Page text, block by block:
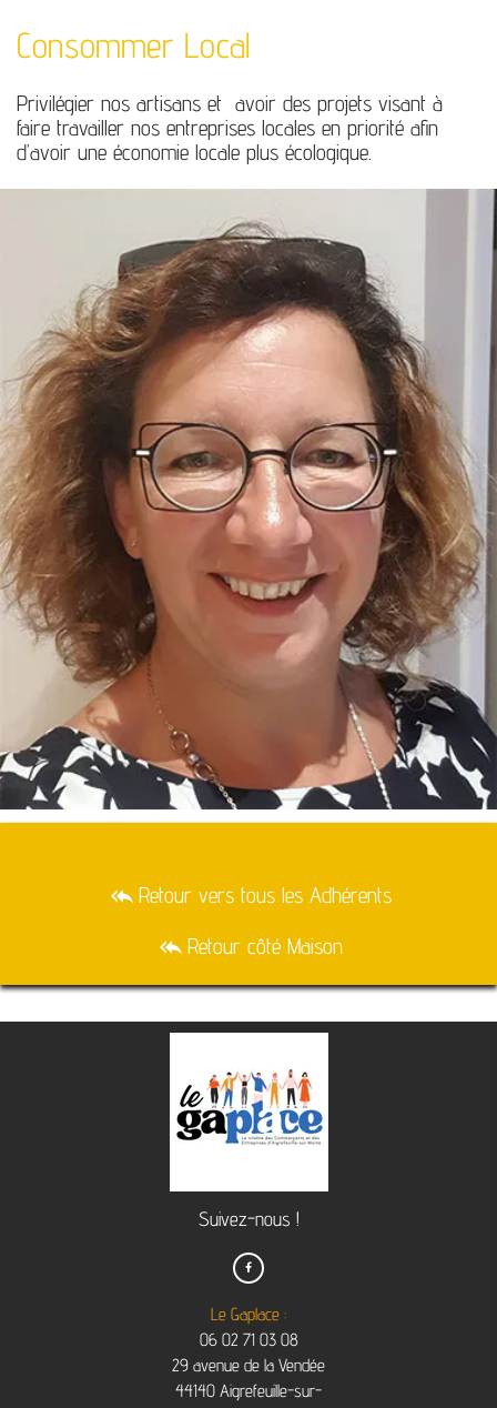
Consommer Local
Privilégier nos artisans et avoir des projets visant à
faire travailler nos entreprises locales en priorité afin
d’avoir une économie locale plus écologique.
reply_all Retour vers tous les Adhérents
reply_all Retour côté Maison
Suivez-nous !

Le Gaplace :
06 02 71 03 08
29 avenue de la Vendée
44140 Aigrefeuille-sur-